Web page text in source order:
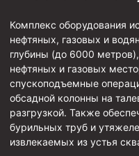
Системы верхнего
Элеваторы трубные
Буровые установки
Циркуляционные
приготовления и
Технологическая
Комплекс оборудования
нефтяных, газовых и
глубины (до 6000
нефтяных и газовых
спускоподъемные
обсадной колонны на
разгрузкой. Также
бурильных труб и
извлекаемых из устья